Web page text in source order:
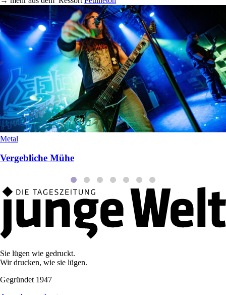
Metal
Vergebliche Mühe
Sie lügen wie gedruckt.
Wir drucken, wie sie lügen.
Gegründet 1947